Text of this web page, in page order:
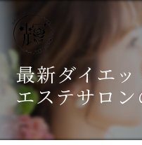
最新ダイエ
エステサロ